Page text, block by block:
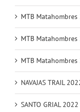
MTB Matahombres
MTB Matahombres
MTB Matahombres
NAVAJAS TRAIL
SANTO GRIAL 2022